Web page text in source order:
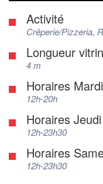
Activité
Crêperie/Pizzeria,
Longueur
4 m
Horaires Mardi
12h-20h
Horaires Jeudi
12h-23h30
Horaires
12h-23h30